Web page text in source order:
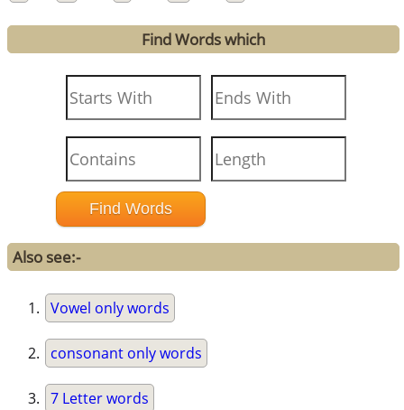
Find Words which
Also see:-
Vowel only words
consonant only words
7 Letter words